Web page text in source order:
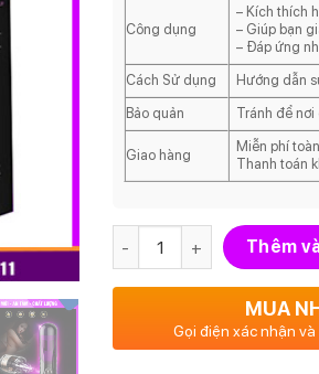
Công dụng
– Kích thích
– Giúp bạn
– Đáp ứng
Cách Sử dụng
Hướng dẫn
Bảo quản
Tránh để nơi
Giao hàng
Miễn phí
Thanh toán
Thêm
MUA
Gọi điện xác nhận